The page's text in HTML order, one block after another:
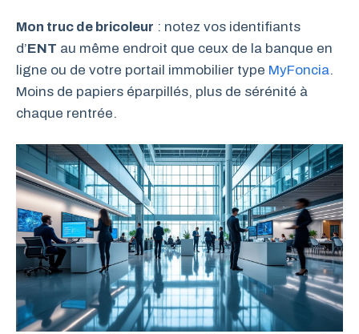
Mon truc de bricoleur : notez vos identifiants
d’ENT au même endroit que ceux de la banque en
ligne ou de votre portail immobilier type MyFoncia.
Moins de papiers éparpillés, plus de sérénité à
chaque rentrée.